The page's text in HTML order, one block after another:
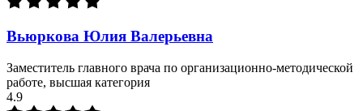
Вьюркова Юлия Валерьевна
Заместитель главного врача по организационно-методической
работе, высшая категория
4.9